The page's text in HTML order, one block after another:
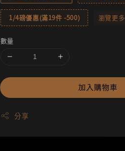
1/4磅優惠(滿19件 -500) 瀏覽更多
數量
加入購物車
分享